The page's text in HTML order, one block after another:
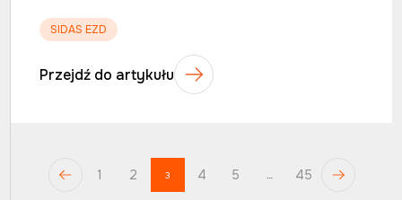
SIDAS EZD
Przejdź do artykułu
1 2 3 4 5 … 45